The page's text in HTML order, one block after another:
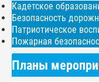
Кадетское
Безопасность
Патриотическое
Пожарная
Планы